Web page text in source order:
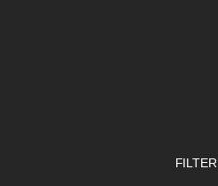
FILTER